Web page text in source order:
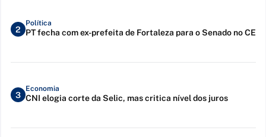
2
Política
PT fecha com ex-prefeita de Fortaleza para o Senado no CE
3
Economia
CNI elogia corte da Selic, mas critica nível dos juros